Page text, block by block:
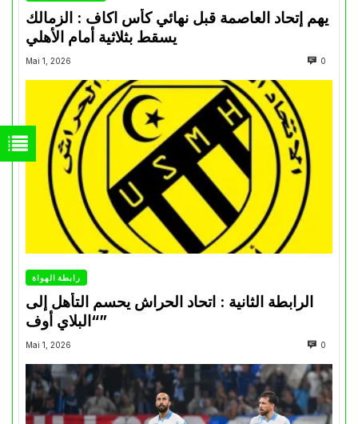
يهم إتحاد العاصمة قبل نهائي كأس اكاف : الزمالك
Mai 1, 2026 0
رابطة الهواة
الرابطة الثانية : اتحاد الحراش يحسم التأهل إلى
“البلاي أوف”
Mai 1, 2026 0